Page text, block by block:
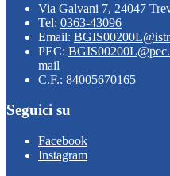
Via Galvani 7, 24047
Tel: 0363-43096
Email:
PEC:
mail
C.F.: 84005670165
Seguici su
Facebook
Instagram